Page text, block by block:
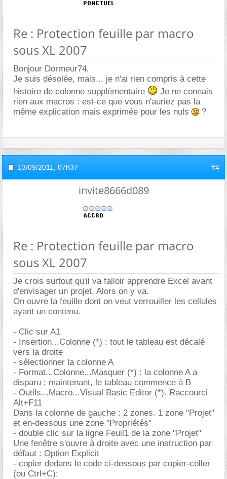
Re : Protection feuille par macro
sous XL 2007
Bonjour Dormeur74,
Je suis désolée, mais... je n'ai rien compris à cette
histoire de colonne supplémentaire
Je ne connais
rien aux macros : est-ce que vous n'auriez pas la
même explication mais exprimée pour les nuls
?
13/09/2011, 07h37 #4
invite8666d089
Re : Protection feuille par macro
sous XL 2007
Je crois surtout qu'il va falloir apprendre Excel avant
d'envisager un projet. Alors on y va.
On ouvre la feuille dont on veut verrouiller les cellules
ayant un contenu.
- Clic sur A1
- Insertion...Colonne (*) : tout le tableau est décalé
vers la droite
- sélectionner la colonne A
- Format...Colonne...Masquer (*) : la colonne A a
disparu ; maintenant, le tableau commence à B
- Outils...Macro...Visual Basic Editor (*). Raccourci
Alt+F11
Dans la colonne de gauche : 2 zones. 1 zone "Projet"
et en-dessous une zone "Propriétés"
- double clic sur la ligne Feuil1 de la zone "Projet"
Une fenêtre s'ouvre à droite avec une instruction par
défaut : Option Explicit
- copier dedans le code ci-dessous par copier-coller
(ou Ctrl+C):